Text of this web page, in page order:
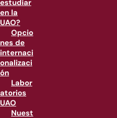
estudiar
en la
UAO?
Opcio
nes de
internaci
onalizaci
ón
Labor
atorios
UAO
Nuest